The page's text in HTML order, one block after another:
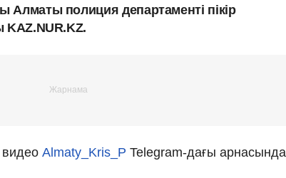
Алматы полиция департаменті пікір
KAZ.NUR.KZ.
Almaty_Kris_P Telegram-дағы арнасында